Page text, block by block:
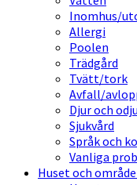
Inomhus/
Allergi
Poolen
Trädgård
Tvätt/tork
Avfall/
Djur och
Sjukvård
Språk och
Vanliga
Huset och